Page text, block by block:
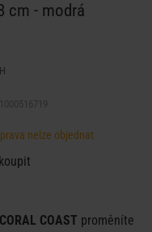
cm - modrá
nelze objednat
CORAL COAST proměníte